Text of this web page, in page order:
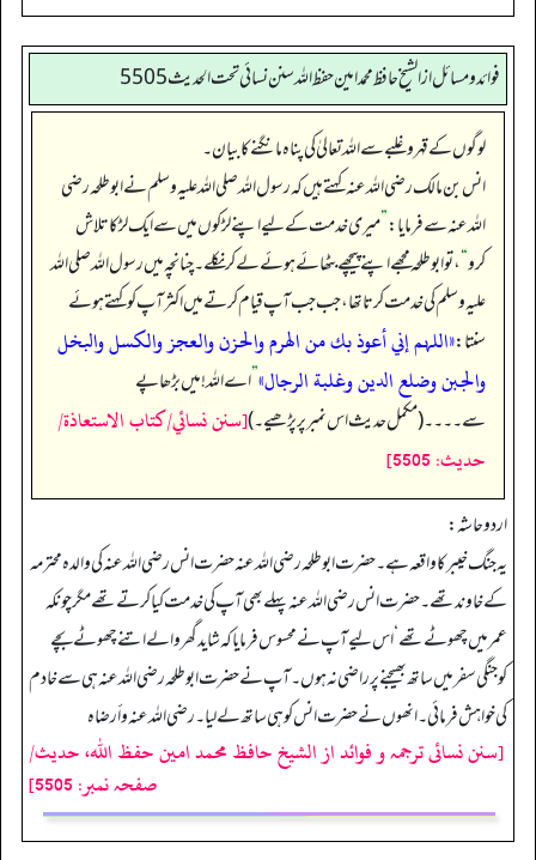
فوائد ومسائل از الشيخ حافظ محمد امين حفظ الله سنن نسائي تحت الحديث5505
لوگوں کے قہر و غلبے سے اللہ تعالیٰ کی پناہ مانگنے کا بیان۔
انس بن مالک رضی اللہ عنہ کہتے ہیں کہ رسول اللہ صلی اللہ علیہ وسلم نے ابوطلحہ رضی
اللہ عنہ سے فرمایا:”میری خدمت کے لیے اپنے لڑکوں میں سے ایک لڑکا تلاش
کرو“، تو ابوطلحہ مجھے اپنے پیچھے بٹھائے ہوئے لے کر نکلے۔ چنانچہ میں رسول اللہ صلی اللہ
علیہ وسلم کی خدمت کرتا تھا، جب جب آپ قیام کرتے میں اکثر آپ کو کہتے ہوئے
سنتا:«اللہم إني أعوذ بك من الهرم والحزن والعجز والكسل والبخل
والجبن وضلع الدين وغلبة الرجال»”اے اللہ! میں بڑھاپے
سے۔۔۔۔ (مکمل حدیث اس نمبر پر پڑھیے۔)[سنن نسائي/كتاب الاستعاذة/
حدیث: 5505]
اردو حاشہ:
یہ جنگ خیبر کا واقعہ ہے۔ حضرت ابو طلحہ رضی اللہ عنہ حضرت انس رضی اللہ عنہ کی والدہ محترمہ
کےخاوند تھے۔ حضرت انس رضی اللہ عنہ پہلے بھی آپ کی خدمت کیا کرتے تھے مگر چونکہ
عمر میں چھوٹے تھے‘ اس لیے آپ نے محسوس فرمایا کہ شاید گھر والے اتنے چھوٹے بچے
کوجنگی سفر میں ساتھ بھیجنے پرراضی نہ ہوں۔ آپ نے حضرت ابو طلحہ رضی اللہ عنہ ہی سے خادم
کی خواہش فرمائی۔ انھوں نے حضرت انس کوہی ساتھ لے لیا۔ رضي اللہ عنه و أرضاہ
[سنن نسائی ترجمہ و فوائد از الشیخ حافظ محمد امین حفظ اللہ، حدیث/
صفحہ نمبر: 5505]